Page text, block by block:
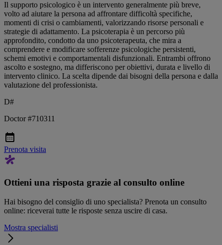
Il supporto psicologico è un intervento generalmente più breve,
volto ad aiutare la persona ad affrontare difficoltà specifiche,
momenti di crisi o cambiamenti, valorizzando risorse personali e
strategie di adattamento. La psicoterapia è un percorso più
approfondito, condotto da uno psicoterapeuta, che mira a
comprendere e modificare sofferenze psicologiche persistenti,
schemi emotivi e comportamentali disfunzionali. Entrambi offrono
ascolto e sostegno, ma differiscono per obiettivi, durata e livello di
intervento clinico. La scelta dipende dai bisogni della persona e dalla
valutazione del professionista.
D#
Doctor #710311
Prenota visita
Ottieni una risposta grazie al consulto online
Hai bisogno del consiglio di uno specialista? Prenota un consulto
online: riceverai tutte le risposte senza uscire di casa.
Mostra specialisti